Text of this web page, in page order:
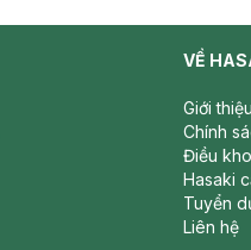
VỀ
Giới
Chính
Điều
Hasaki
Tuyển
Liên hệ